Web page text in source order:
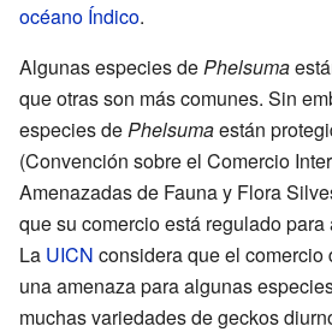
océano Índico.
Algunas especies dePhelsuma
que otras son más comunes. Sin
especies dePhelsumaestán
(Convención sobre el Comercio
Amenazadas de Fauna y Flora
que su comercio está regulado
La UICN considera que el comercio
una amenaza para algunas
muchas variedades de geckos